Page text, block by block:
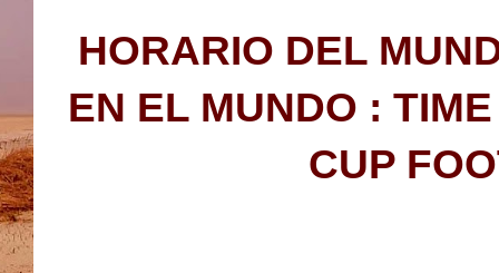
HORARIO DEL
EN EL MUNDO :
CUP